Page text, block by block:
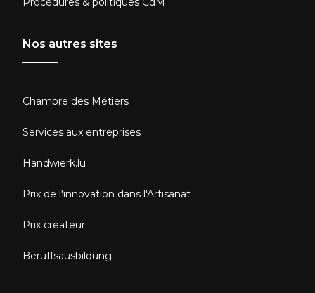
Nos autres sites
Chambre des Métiers
Services aux entreprises
Handwierk.lu
Prix de l'innovation dans l'Artisanat
Prix créateur
Beruffsausbildung